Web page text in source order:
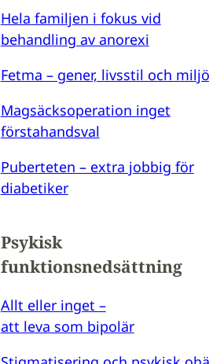
Hela familjen i fokus vid
behandling av anorexi
Fetma – gener, livsstil och miljö
Magsäcksoperation inget
förstahandsval
Puberteten – extra jobbig för
diabetiker
Psykisk
funktionsnedsättning
Allt eller inget –
att leva som bipolär